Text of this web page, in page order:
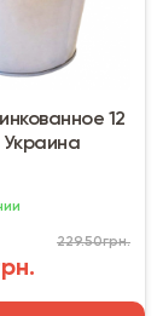
12
Украина
229.50грн.